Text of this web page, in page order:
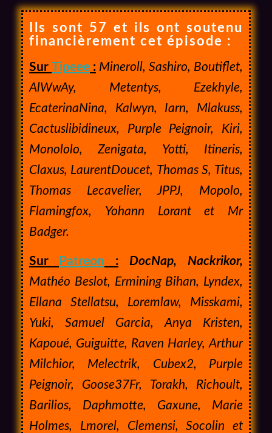
Ils sont 57 et ils ont soutenu
financièrement cet épisode :
Sur Tipeee : Mineroll, Sashiro, Boutiflet,
AlWwAy, Metentys, Ezekhyle,
EcaterinaNina, Kalwyn, Iarn, Mlakuss,
Cactuslibidineux, Purple Peignoir, Kiri,
Monololo, Zenigata, Yotti, Itineris,
Claxus, LaurentDoucet, Thomas S, Titus,
Thomas Lecavelier, JPPJ, Mopolo,
Flamingfox, Yohann Lorant et Mr
Badger.
Sur Patreon : DocNap,
Nackrikor,
Mathéo Beslot, Ermining Bihan, Lyndex,
Ellana Stellatsu, Loremlaw, Misskami,
Yuki, Samuel Garcia, Anya Kristen,
Kapoué, Guiguitte, Raven Harley, Arthur
Milchior, Melectrik, Cubex2, Purple
Peignoir, Goose37Fr, Torakh, Richoult,
Barilios, Daphmotte, Gaxune, Marie
Holmes, Lmorel, Clemensi, Socolin et